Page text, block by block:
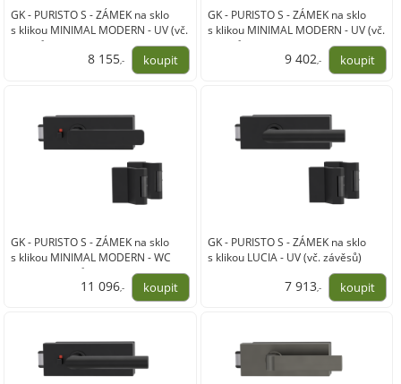
GK - PURISTO S - ZÁMEK na sklo
s klikou MINIMAL MODERN - UV (vč.
závěsů)
8 155,-
GK - PURISTO S - ZÁMEK na sklo
s klikou MINIMAL MODERN - UV (vč.
závěsů)
9 402,-
GK - PURISTO S - ZÁMEK na sklo
s klikou MINIMAL MODERN - WC
S2L (vč. závěsů)
11 096,-
GK - PURISTO S - ZÁMEK na sklo
s klikou LUCIA - UV (vč. závěsů)
7 913,-